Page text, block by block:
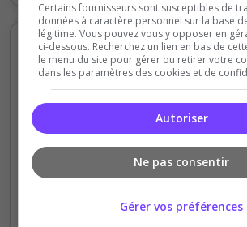
Votes et clics mensuels
Certains fournisseurs sont susceptibles de
données à caractère personnel sur la base
légitime. Vous pouvez vous y opposer en
ci-dessous. Recherchez un lien en bas de
le menu du site pour gérer ou retirer votre
dans les paramètres des cookies et de
Autoriser
Ne pas consentir
Gérer vos préférences